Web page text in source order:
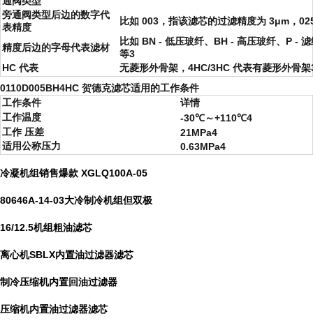
旁通阀类型后边的数字代
表精度
比如 003，指该滤芯的过滤精度为 3μm，
精度后边的字母代表滤材
比如 BN - 低压玻纤、BH - 高压玻纤、P -
等3
HC 代表
无菱形外骨架，4HC/3HC 代表有菱形外骨架
0110D005BH4HC 贺德克滤芯适用的工作条件
工作条件
详情
工作温度
-30℃～+110℃4
工作 压差
21MPa4
适用公称压力
0.63MPa4
冷凝机组销售爆款 XGLQ100A-05
80646A-14-03大冷制冷机组但双极
16/12.5机组粗油滤芯
离心机SBLX内置油过滤器滤芯
制冷压缩机内置回油过滤器
压缩机内置油过滤器滤芯